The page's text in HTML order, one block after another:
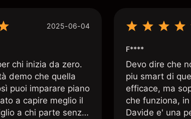
2025-06-04
chi inizia da zero.
demo che quella
puoi imparare piano
a capire meglio il
a chi parte senza
F****
Devo dire che
piu smart di
efficace, ma
che funziona,
Davide e' una